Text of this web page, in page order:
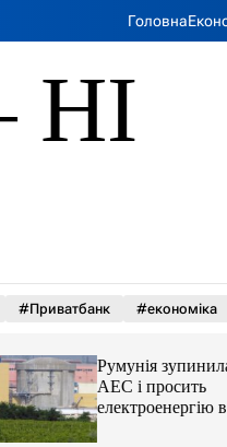
Головна
НІ
#Приватбанк #економіка
Румунія зупинила
АЕС і просить
електроенергію в